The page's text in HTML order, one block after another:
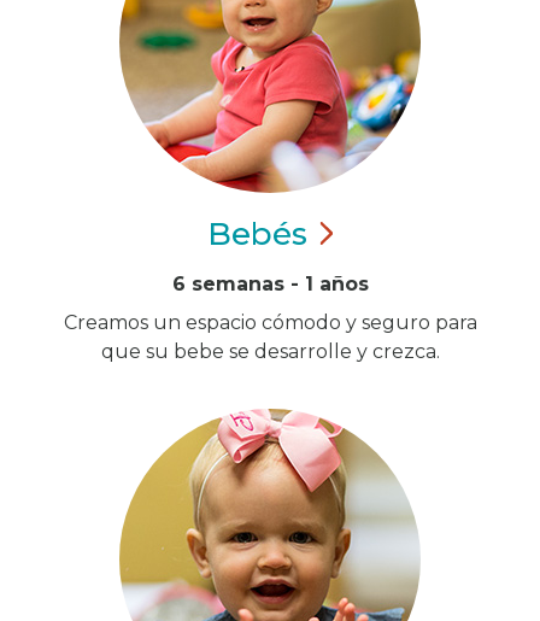
Bebés
6 semanas - 1 años
Creamos un espacio cómodo y seguro para
que su bebe se desarrolle y crezca.